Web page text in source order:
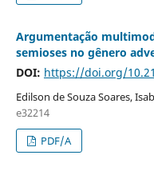
Argumentação
semioses no gênero
DOI: https://doi.org/
Edilson de Souza Soares,
e32214
PDF/A